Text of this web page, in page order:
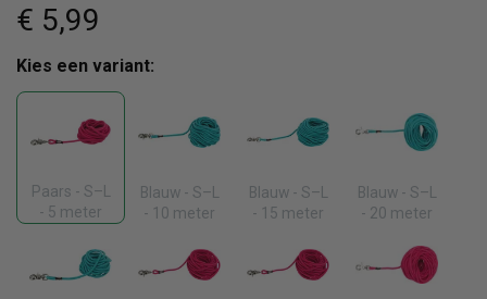
€ 5,99
Kies een variant:
Paars - S–L
- 5 meter
Blauw - S–L
- 10 meter
Blauw - S–L
- 15 meter
Blauw - S–L
- 20 meter